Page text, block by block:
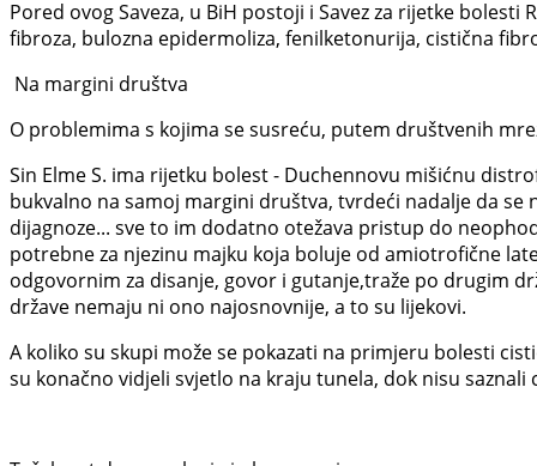
Pored ovog Saveza, u BiH postoji i Savez za rijetke
fibroza, bulozna epidermoliza, fenilketonurija, cistična
Na margini društva
O problemima s kojima se susreću, putem društvenih
Sin Elme S. ima rijetku bolest - Duchennovu mišićnu
bukvalno na samoj margini društva, tvrdeći nadalje da
dijagnoze... sve to im dodatno otežava pristup do
potrebne za njezinu majku koja boluje od amiotrofične
odgovornim za disanje, govor i gutanje,traže po drugim
države nemaju ni ono najosnovnije, a to su lijekovi.
A koliko su skupi može se pokazati na primjeru bolesti
su konačno vidjeli svjetlo na kraju tunela, dok nisu